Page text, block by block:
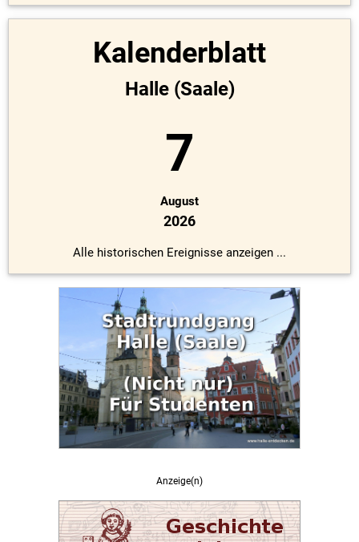
Kalenderblatt
Halle (Saale)
7
August
2026
Alle historischen Ereignisse anzeigen ...
Anzeige(n)